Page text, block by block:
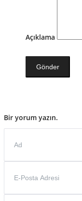
Açıklama
Gönder
Bir yorum yazın.